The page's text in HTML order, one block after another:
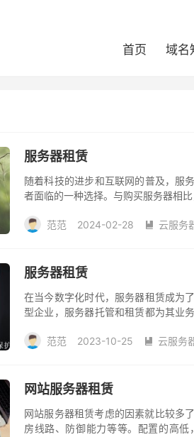
首页 域名
服务器租赁
随着科技的进步和互联网的普及，服
者面临的一种选择。与购买服务器相
范范 2024-02-28  云服务
服务器租赁
在当今数字化时代，服务器租赁成为
型企业，服务器托管和租赁都为其业
范范
2023-10-25  云服务
网站服务器租赁
网站服务器租赁考虑的因素就比较多
房线路、防御能力等等。配置的高